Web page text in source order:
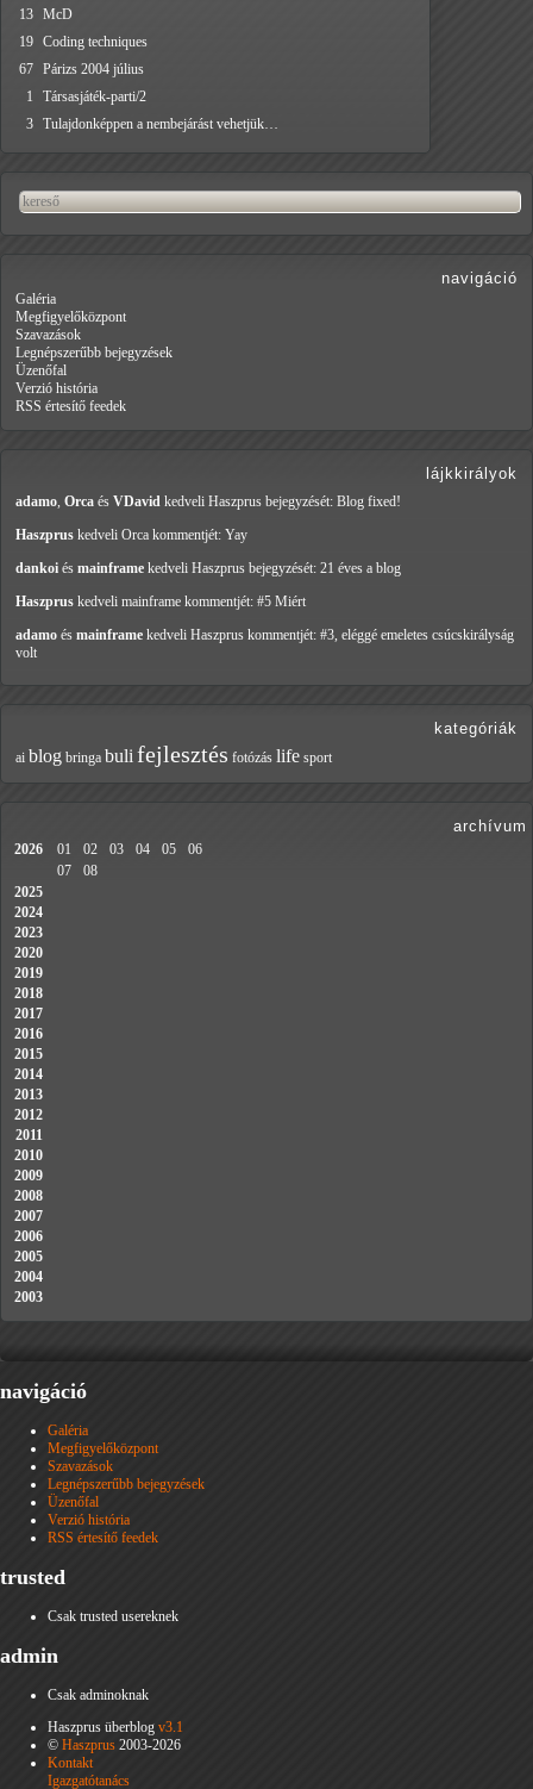
13 McD
19 Coding techniques
67 Párizs 2004 július
1
Társasjáték-parti/2
3 Tulajdonképpen a nembejárást vehetjük…
navigáció
Galéria
Megfigyelőközpont
Szavazások
Legnépszerűbb bejegyzések
Üzenőfal
Verzió história
RSS értesítő feedek
lájkkirályok
adamo, Orca és VDavid kedveli Haszprus bejegyzését: Blog fixed!
Haszprus kedveli Orca kommentjét: Yay
dankoi és mainframe kedveli Haszprus bejegyzését: 21 éves a blog
Haszprus kedveli mainframe kommentjét: #5 Miért
adamo és mainframe kedveli Haszprus kommentjét: #3, eléggé emeletes csúcskirályság
volt
kategóriák
ai blog bringa buli fejlesztés fotózás life sport
archívum
2026 01 02 03 04 05
06
07
08
2025
2024
2023
2020
2019
2018
2017
2016
2015
2014
2013
2012
2011
2010
2009
2008
2007
2006
2005
2004
2003
navigáció
Galéria
Megfigyelőközpont
Szavazások
Legnépszerűbb bejegyzések
Üzenőfal
Verzió história
RSS értesítő feedek
trusted
Csak trusted usereknek
admin
Csak adminoknak
Haszprus überblog v3.1
© Haszprus 2003-2026
Kontakt
Igazgatótanács